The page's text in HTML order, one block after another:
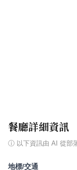
餐廳詳細資訊
ⓘ 以下資訊由 AI 從部
地標/交通